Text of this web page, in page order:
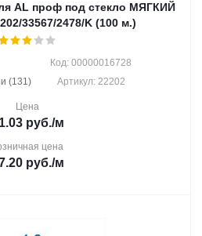
AL проф под стекло МЯГКИЙ
33567/2478/K (100 м.)
(131)
Код: 00000016728
Артикул: 22202
Цена
руб./м
цена
руб./м